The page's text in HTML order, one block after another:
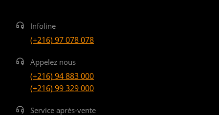
Infoline
(+216) 97 078 078
Appelez nous
(+216) 94 883 000
(+216) 99 329 000
Service après-vente